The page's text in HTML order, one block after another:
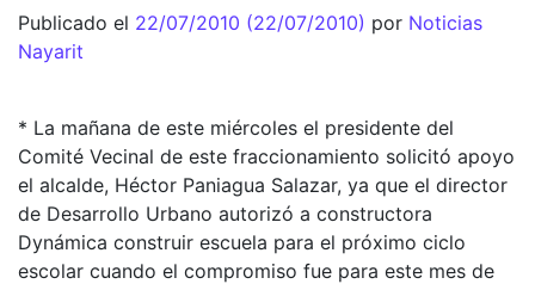
Publicado el 22/07/2010 (22/07/2010) por Noticias
Nayarit
* La mañana de este miércoles el presidente del
Comité Vecinal de este fraccionamiento solicitó apoyo
el alcalde, Héctor Paniagua Salazar, ya que el director
de Desarrollo Urbano autorizó a constructora
Dynámica construir escuela para el próximo ciclo
escolar cuando el compromiso fue para este mes de